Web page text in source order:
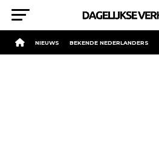
NIEUWS BEKENDE NEDERLANDERS